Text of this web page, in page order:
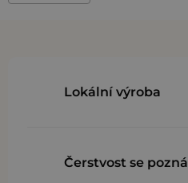
Lokální výroba
Čerstvost se pozná